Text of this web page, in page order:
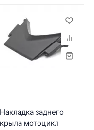
Накладка заднего
крыла мотоцикл